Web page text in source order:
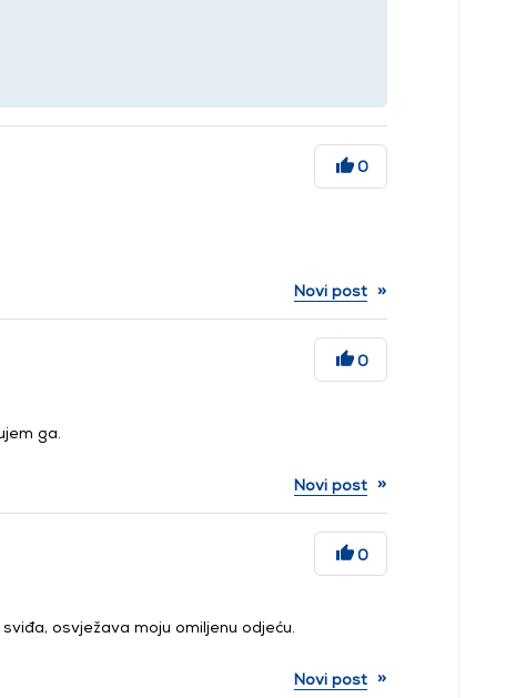
0
Novi post »
0
ga.
Novi post »
0
osvježava moju omiljenu odjeću.
Novi post »